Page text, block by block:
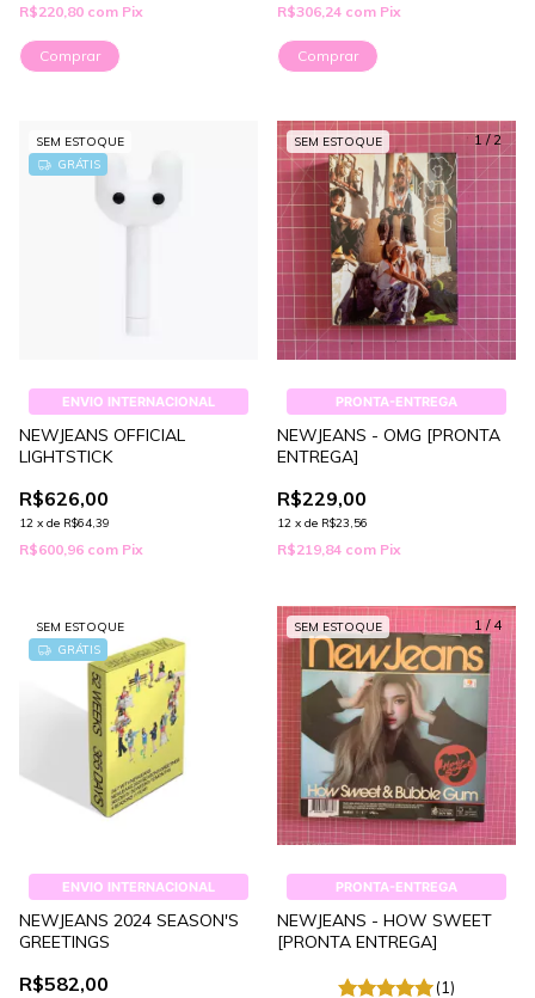
R$220,80 com Pix
Comprar
R$306,24 com Pix
Comprar
SEM ESTOQUE
GRÁTIS
ENVIO INTERNACIONAL
NEWJEANS OFFICIAL
LIGHTSTICK
R$626,00
12 x de R$64,39
R$600,96 com Pix
1/2
SEM ESTOQUE
PRONTA-ENTREGA
NEWJEANS - OMG [PRONTA
ENTREGA]
R$229,00
12 x de R$23,56
R$219,84 com Pix
SEM ESTOQUE
GRÁTIS
ENVIO INTERNACIONAL
NEWJEANS 2024 SEASON'S
GREETINGS
R$582,00
1 / 4
SEM ESTOQUE
PRONTA-ENTREGA
NEWJEANS - HOW SWEET
[PRONTA ENTREGA]
(1)